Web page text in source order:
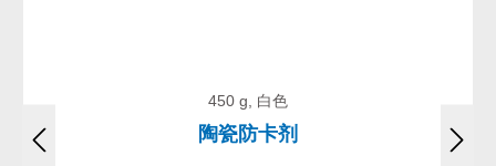
450 g, 白色
陶瓷防卡剂